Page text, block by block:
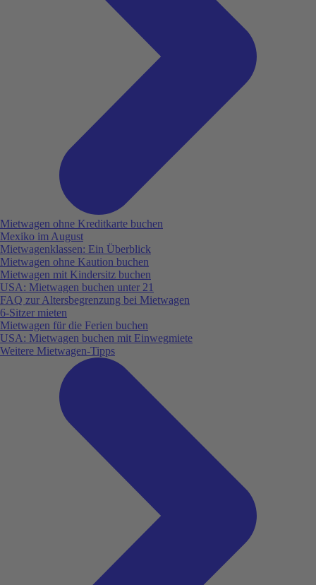
Mietwagen ohne Kreditkarte buchen
Mexiko im August
Mietwagenklassen: Ein Überblick
Mietwagen ohne Kaution buchen
Mietwagen mit Kindersitz buchen
USA: Mietwagen buchen unter 21
FAQ zur Altersbegrenzung bei Mietwagen
6-Sitzer mieten
Mietwagen für die Ferien buchen
USA: Mietwagen buchen mit Einwegmiete
Weitere Mietwagen-Tipps